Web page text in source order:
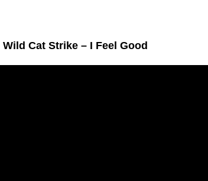
Wild Cat Strike – I Feel Good